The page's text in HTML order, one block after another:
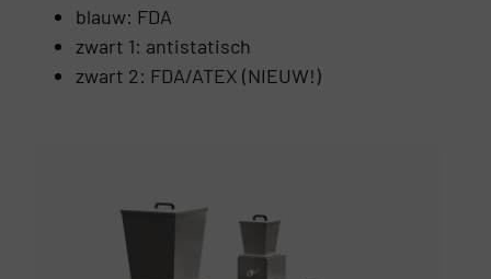
blauw: FDA
zwart 1: antistatisch
zwart 2: FDA/ATEX (NIEUW!)